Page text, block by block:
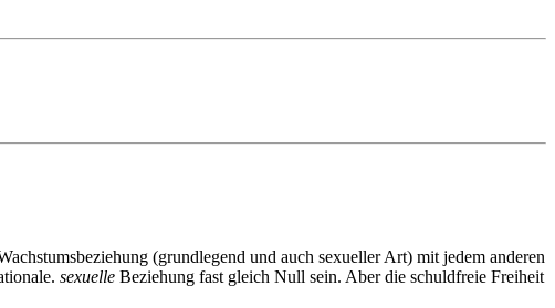
(grundlegend und auch sexueller Art) mit jedem anderen
sexuelle Beziehung fast gleich Null sein. Aber die schuldfreie Freiheit